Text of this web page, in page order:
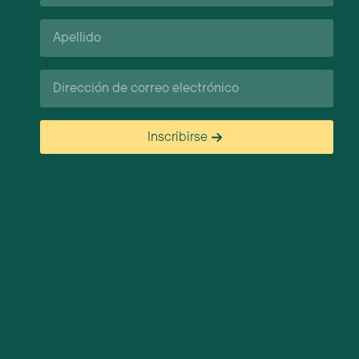
Apellido*
Correo
electrónico
Inscribirse